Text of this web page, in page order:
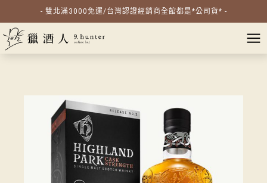
- 雙北滿3000免運/台灣認證經銷商全館都是*公司貨* -